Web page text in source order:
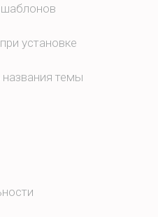
установке
темы